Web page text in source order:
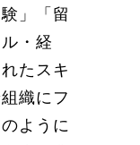
」「留
・経
たスキ
織にフ
ように